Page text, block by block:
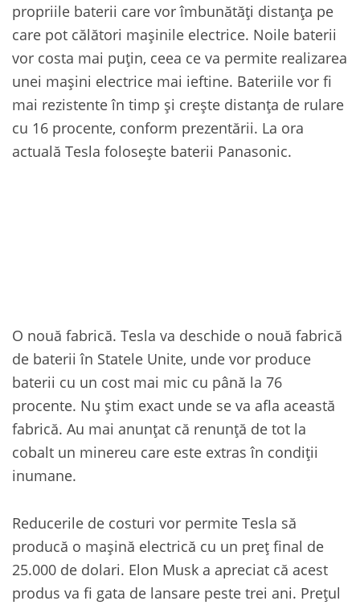
propriile baterii care vor îmbunătăți distanța pe
care pot călători mașinile electrice. Noile baterii
vor costa mai puțin, ceea ce va permite realizarea
unei mașini electrice mai ieftine. Bateriile vor fi
mai rezistente în timp și crește distanța de rulare
cu 16 procente, conform prezentării. La ora
actuală Tesla folosește baterii Panasonic.
O nouă fabrică. Tesla va deschide o nouă fabrică
de baterii în Statele Unite, unde vor produce
baterii cu un cost mai mic cu până la 76
procente. Nu știm exact unde se va afla această
fabrică. Au mai anunțat că renunță de tot la
cobalt un minereu care este extras în condiții
inumane.
Reducerile de costuri vor permite Tesla să
producă o mașină electrică cu un preț final de
25.000 de dolari. Elon Musk a apreciat că acest
produs va fi gata de lansare peste trei ani. Prețul